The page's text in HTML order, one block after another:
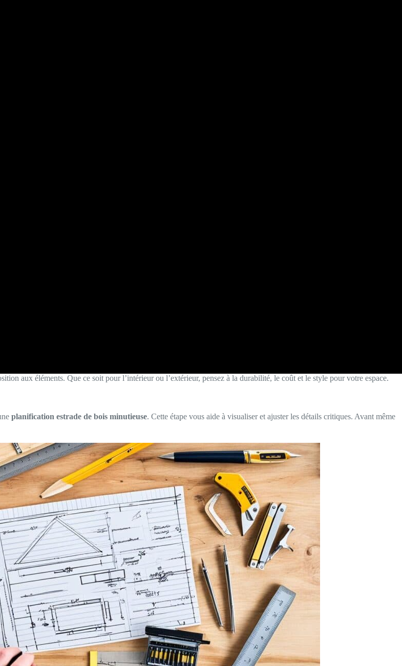
aux éléments. Que ce soit pour l’intérieur ou l’extérieur, pensez à la durabilité, le coût et le style pour votre espace.
planification estrade de bois minutieuse. Cette étape vous aide à visualiser et ajuster les détails critiques. Avant même